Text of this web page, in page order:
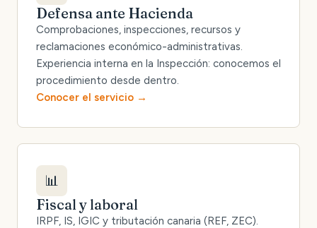
Defensa ante Hacienda
Comprobaciones, inspecciones, recursos y
reclamaciones económico-administrativas.
Experiencia interna en la Inspección: conocemos el
procedimiento desde dentro.
Conocer el servicio
📊
Fiscal y laboral
IRPF, IS, IGIC y tributación canaria (REF, ZEC).